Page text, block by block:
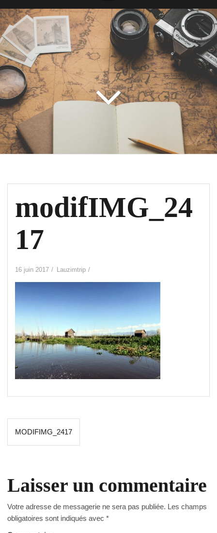
modifIMG_24
17
16 juin 2017 Lauzimtrip
Navigation
de
MODIFIMG_2417
Laisser un commentaire
Votre adresse de messagerie ne sera pas publiée. Les champs
obligatoires sont indiqués avec *